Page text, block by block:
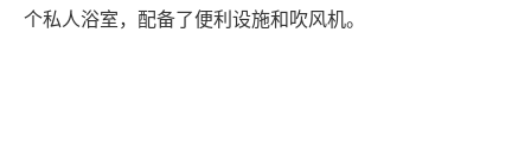
个私人浴室，配备了便利设施和吹风机。